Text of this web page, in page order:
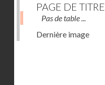
PAGE DE TITRE
Pas de table ...
Dernière image